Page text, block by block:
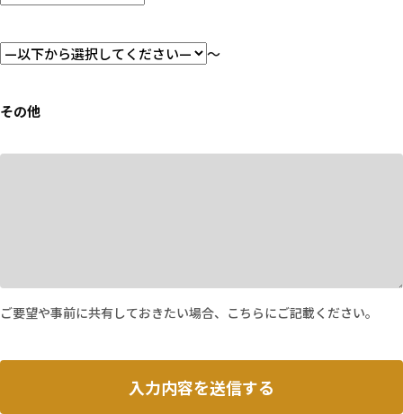
～
その他
ご要望や事前に共有しておきたい場合、こちらにご記載ください。